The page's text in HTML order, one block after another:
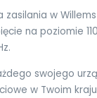
zasilania w
na poziomie
swojego
w Twoim